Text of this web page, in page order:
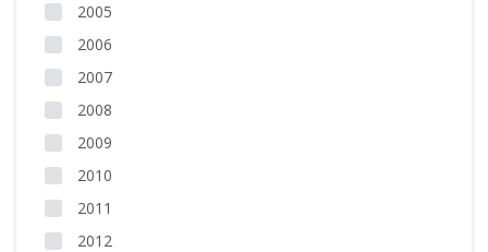
2005
2006
2007
2008
2009
2010
2011
2012